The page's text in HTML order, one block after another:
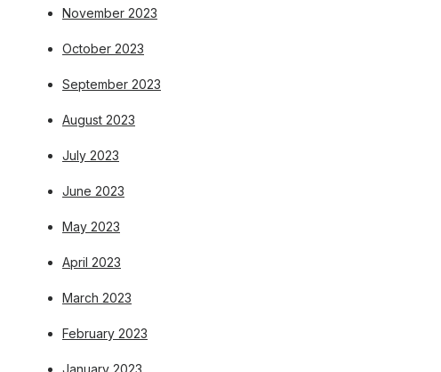
November 2023
October 2023
September 2023
August 2023
July 2023
June 2023
May 2023
April 2023
March 2023
February 2023